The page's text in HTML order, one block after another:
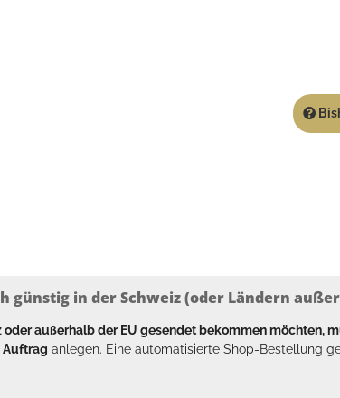
günstig in der Schweiz (oder Ländern
oder außerhalb der EU gesendet bekommen möchten,
Auftrag anlegen. Eine automatisierte Shop-Bestellung